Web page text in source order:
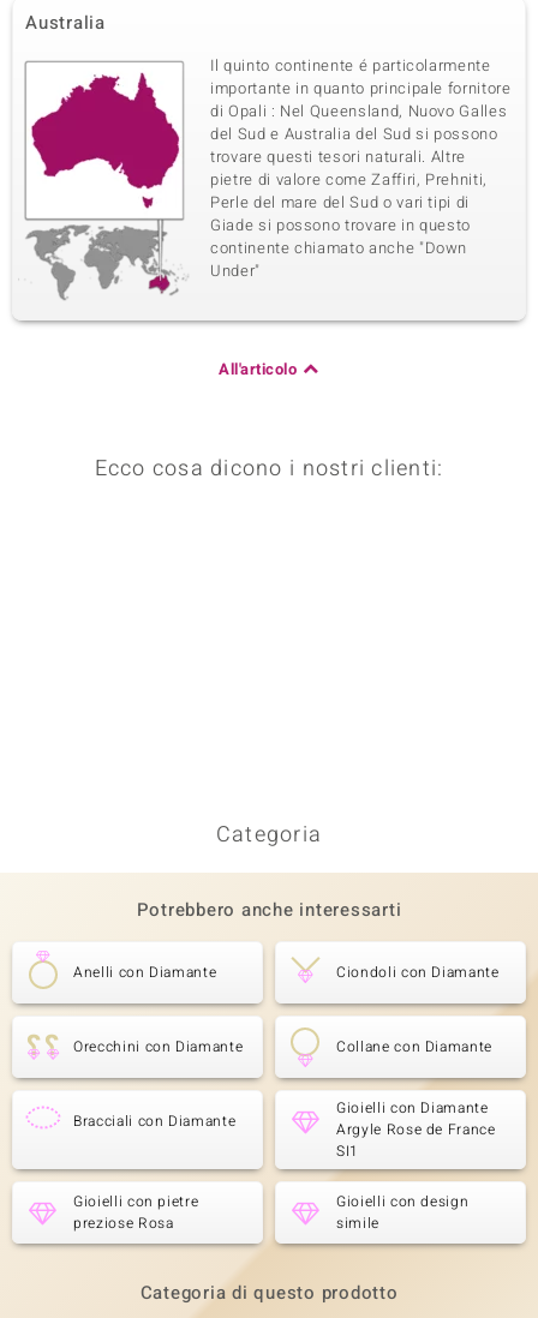
Incastonatura a castone
Australia
Il quinto continente é particolarmente
importante in quanto principale fornitore
di Opali : Nel Queensland, Nuovo Galles
del Sud e Australia del Sud si possono
trovare questi tesori naturali. Altre
pietre di valore come Zaffiri, Prehniti,
Perle del mare del Sud o vari tipi di
Giade si possono trovare in questo
continente chiamato anche "Down
Under"
All'articolo
Ecco cosa dicono i nostri clienti:
Categoria
Potrebbero anche interessarti
Anelli con Diamante Ciondoli con Diamante
Orecchini con Diamante Collane con Diamante
Bracciali con Diamante
Gioielli con Diamante
Argyle Rose de France
SI1
Gioielli con pietre
preziose Rosa
Gioielli con design
simile
Categoria di questo prodotto